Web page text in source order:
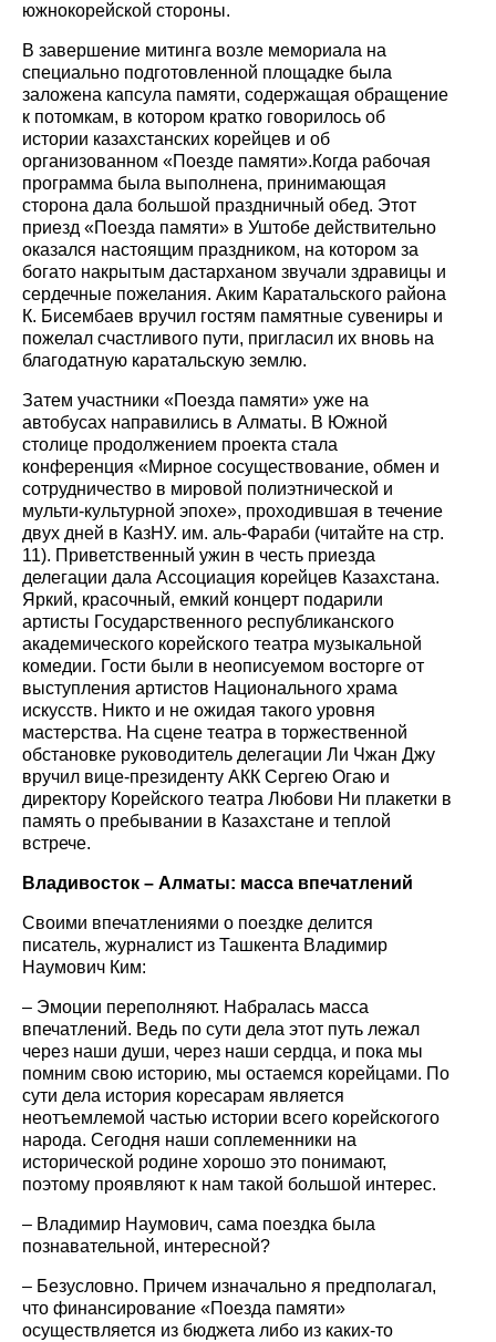
южнокорейской стороны.
В завершение митинга возле мемориала на
специально подготовленной площадке была
заложена капсула памяти, содержащая обращение
к потомкам, в котором кратко говорилось об
истории казахстанских корейцев и об
организованном «Поезде памяти».Когда рабочая
программа была выполнена, принимающая
сторона дала большой праздничный обед. Этот
приезд «Поезда памяти» в Уштобе действительно
оказался настоящим праздником, на котором за
богато накрытым дастарханом звучали здравицы и
сердечные пожелания. Аким Каратальского района
К. Бисембаев вручил гостям памятные сувениры и
пожелал счастливого пути, пригласил их вновь на
благодатную каратальскую землю.
Затем участники «Поезда памяти» уже на
автобусах направились в Алматы. В Южной
столице продолжением проекта стала
конференция «Мирное сосуществование, обмен и
сотрудничество в мировой полиэтнической и
мульти-культурной эпохе», проходившая в течение
двух дней в КазНУ. им. аль-Фараби (читайте на стр.
11). Приветственный ужин в честь приезда
делегации дала Ассоциация корейцев Казахстана.
Яркий, красочный, емкий концерт подарили
артисты Государственного республиканского
академического корейского театра музыкальной
комедии. Гости были в неописуемом восторге от
выступления артистов Национального храма
искусств. Никто и не ожидая такого уровня
мастерства. На сцене театра в торжественной
обстановке руководитель делегации Ли Чжан Джу
вручил вице-президенту АКК Сергею Огаю и
директору Корейского театра Любови Ни плакетки в
память о пребывании в Казахстане и теплой
встрече.
Владивосток – Алматы: масса впечатлений
Своими впечатлениями о поездке делится
писатель, журналист из Ташкента Владимир
Наумович Ким:
– Эмоции переполняют. Набралась масса
впечатлений. Ведь по сути дела этот путь лежал
через наши души, через наши сердца, и пока мы
помним свою историю, мы остаемся корейцами. По
сути дела история коресарам является
неотъемлемой частью истории всего корейскогого
народа. Сегодня наши соплеменники на
исторической родине хорошо это понимают,
поэтому проявляют к нам такой большой интерес.
– Владимир Наумович, сама поездка была
познавательной, интересной?
– Безусловно. Причем изначально я предполагал,
что финансирование «Поезда памяти»
осуществляется из бюджета либо из каких-то